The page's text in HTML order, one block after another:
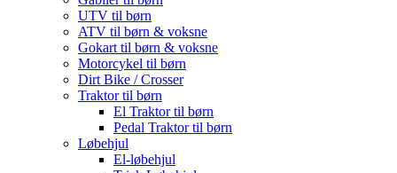
UTV til børn
ATV til børn & voksne
Gokart til børn & voksne
Motorcykel til børn
Dirt Bike / Crosser
Traktor til børn
El Traktor til børn
Pedal Traktor til børn
Løbehjul
El-løbehjul